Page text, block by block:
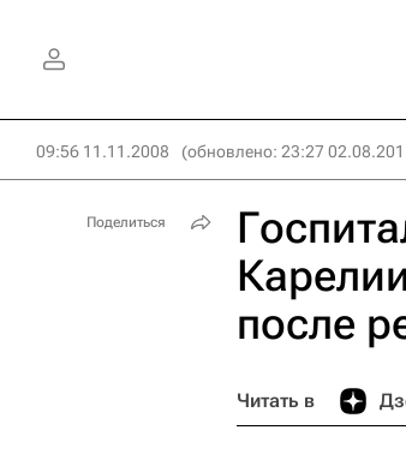
09:56 11.11.2008 (обновлено: 23:27
после
Читать в
Поделиться